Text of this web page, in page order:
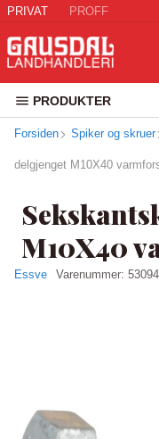
PRIVAT PROFF
PRODUKTER
Forsiden Spiker og skruer
delgjenget M10X40
M10X40
Essve Varenummer: